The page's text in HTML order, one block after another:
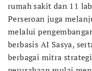
rumah sakit dan 11
Perseroan juga
melalui
berbasis AI Sasya,
berbagai mitra